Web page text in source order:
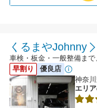
くるまやJohnny
車検・板金・一般整備まで
早割り
優良店
神奈
エリ